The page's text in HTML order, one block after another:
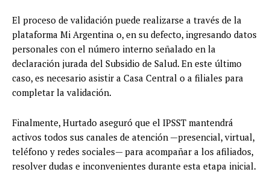
El proceso de validación puede realizarse a través de la
plataforma Mi Argentina o, en su defecto, ingresando datos
personales con el número interno señalado en la
declaración jurada del Subsidio de Salud. En este último
caso, es necesario asistir a Casa Central o a filiales para
completar la validación.
Finalmente, Hurtado aseguró que el IPSST mantendrá
activos todos sus canales de atención —presencial, virtual,
teléfono y redes sociales— para acompañar a los afiliados,
resolver dudas e inconvenientes durante esta etapa inicial.